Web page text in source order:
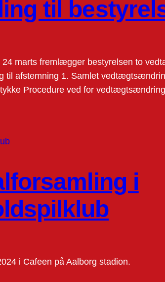
til
marts fremlægger bestyrelsen to
til afstemning 1. Samlet
Procedure ved for
i
i Cafeen på Aalborg stadion.